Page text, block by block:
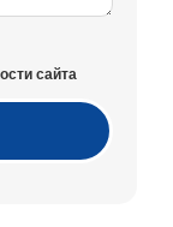
сайта